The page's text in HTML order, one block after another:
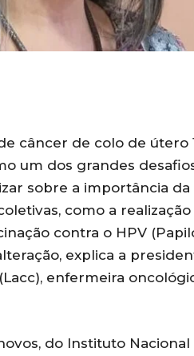
câncer de colo de útero
um dos grandes
sobre a importância
como a
contra o HPV
explica a
enfermeira
do Instituto Nacional